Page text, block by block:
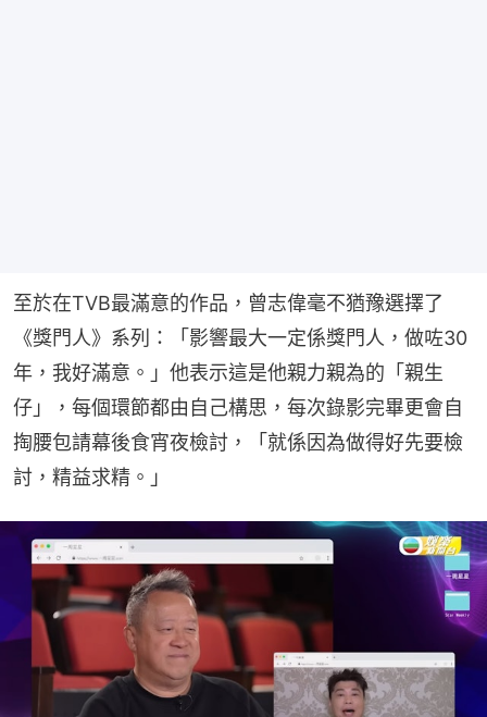
至於在TVB最滿意的作品，曾志偉毫不猶豫選擇了
《獎門人》系列：「影響最大一定係獎門人，做咗30
年，我好滿意。」他表示這是他親力親為的「親生
仔」，每個環節都由自己構思，每次錄影完畢更會自
掏腰包請幕後食宵夜檢討，「就係因為做得好先要檢
討，精益求精。」